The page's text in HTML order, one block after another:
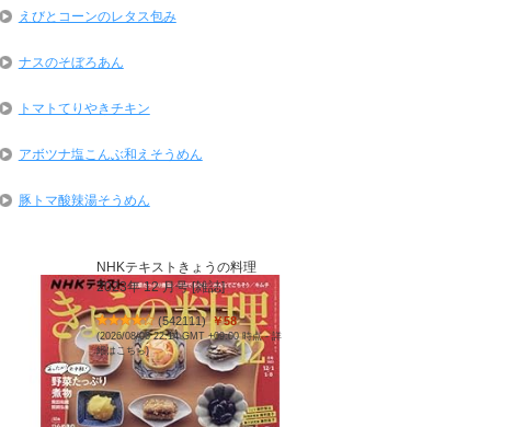
えびとコーンのレタス包み
ナスのそぼろあん
トマトてりやきチキン
アボツナ塩こんぶ和えそうめん
豚トマ酸辣湯そうめん
NHKテキストきょうの料理
2023年 12 月号 [雑誌]
(542111) ￥58
(2026/08/06 22:14 GMT +09:00 時点 -詳
細はこちら)